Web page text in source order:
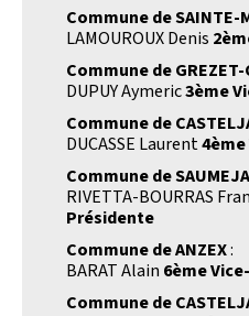
Commune de SAINTE-
LAMOUROUX Denis
Commune de GREZET-
DUPUY Aymeric3ème
Commune de
DUCASSE Laurent
Commune de
RIVETTA-BOURRAS
Présidente
Commune de ANZEX:
BARAT Alain 6ème
Commune de